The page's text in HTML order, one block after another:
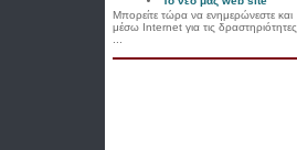
Μπορείτε τώρα να ενημερώνεστε και
μέσω Internet για τις δραστηριότητες